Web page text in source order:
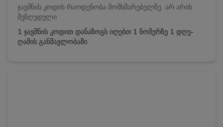
ჯავშნის კოდის რაოდენობა მომხმარებელზე არ არის
შეზღუდული
1 ჯავშნის კოდით დანაზოგს იღებთ 1 ნომერზე 1 დღე-
ღამის განმავლობაში